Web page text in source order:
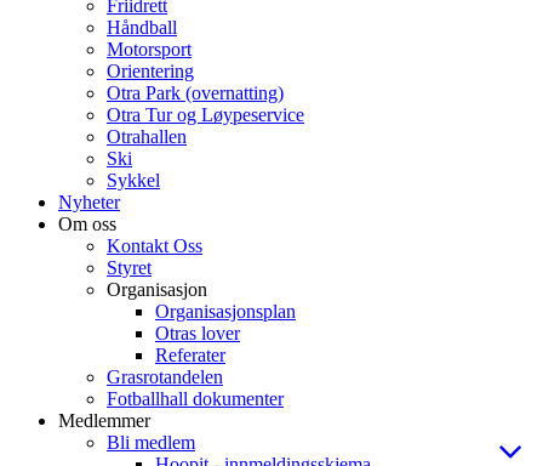
Friidrett
Håndball
Motorsport
Orientering
Otra Park (overnatting)
Otra Tur og Løypeservice
Otrahallen
Ski
Sykkel
Nyheter
Om oss
Kontakt Oss
Styret
Organisasjon
Organisasjonsplan
Otras lover
Referater
Grasrotandelen
Fotballhall dokumenter
Medlemmer
Bli medlem